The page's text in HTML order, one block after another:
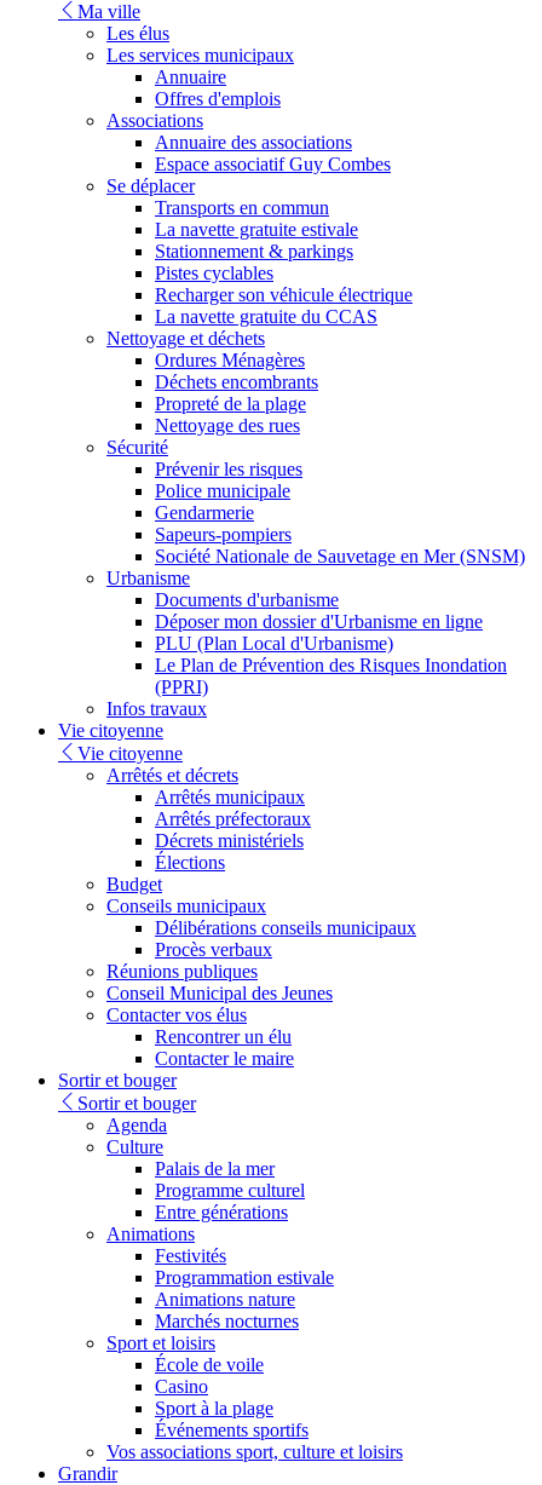
Ma ville
Les élus
Les services municipaux
Annuaire
Offres d'emplois
Associations
Annuaire des associations
Espace associatif Guy Combes
Se déplacer
Transports en commun
La navette gratuite estivale
Stationnement & parkings
Pistes cyclables
Recharger son véhicule électrique
La navette gratuite du CCAS
Nettoyage et déchets
Ordures Ménagères
Déchets encombrants
Propreté de la plage
Nettoyage des rues
Sécurité
Prévenir les risques
Police municipale
Gendarmerie
Sapeurs-pompiers
Société Nationale de Sauvetage en Mer (SNSM)
Urbanisme
Documents d'urbanisme
Déposer mon dossier d'Urbanisme en ligne
PLU (Plan Local d'Urbanisme)
Le Plan de Prévention des Risques Inondation
(PPRI)
Infos travaux
Vie citoyenne
Vie citoyenne
Arrêtés et décrets
Arrêtés municipaux
Arrêtés préfectoraux
Décrets ministériels
Élections
Budget
Conseils municipaux
Délibérations conseils municipaux
Procès verbaux
Réunions publiques
Conseil Municipal des Jeunes
Contacter vos élus
Rencontrer un élu
Contacter le maire
Sortir et bouger
Sortir et bouger
Agenda
Culture
Palais de la mer
Programme culturel
Entre générations
Animations
Festivités
Programmation estivale
Animations nature
Marchés nocturnes
Sport et loisirs
École de voile
Casino
Sport à la plage
Événements sportifs
Vos associations sport, culture et loisirs
Grandir